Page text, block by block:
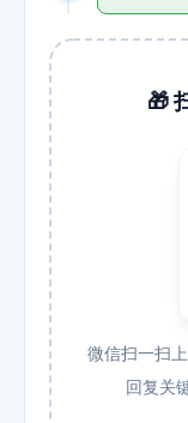
🎁
微信扫一扫
回复关